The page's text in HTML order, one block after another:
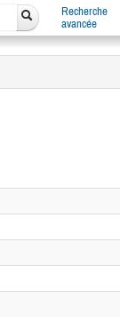
Recherche
avancée